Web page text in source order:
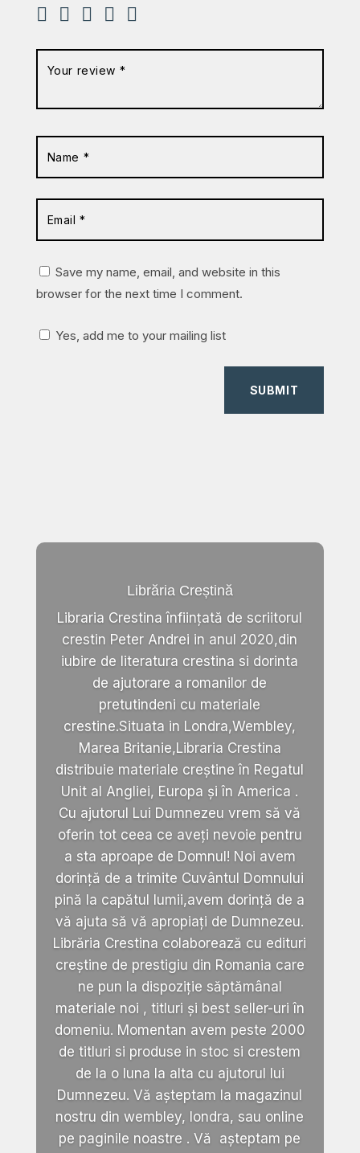
Save my name, email, and website in this
browser for the next time I comment.
Yes, add me to your mailing list
SUBMIT
Librăria Creștină
Libraria Crestina înființată de scriitorul
crestin Peter Andrei in anul 2020,din
iubire de literatura crestina si dorinta
de ajutorare a romanilor de
pretutindeni cu materiale
crestine.Situata in Londra,Wembley,
Marea Britanie,Libraria Crestina
distribuie materiale creștine în Regatul
Unit al Angliei, Europa și în America .
Cu ajutorul Lui Dumnezeu vrem să vă
oferin tot ceea ce aveți nevoie pentru
a sta aproape de Domnul! Noi avem
dorință de a trimite Cuvântul Domnului
pină la capătul lumii,avem dorință de a
vă ajuta să vă apropiați de Dumnezeu.
Librăria Crestina colaborează cu edituri
creștine de prestigiu din Romania care
ne pun la dispoziție săptămânal
materiale noi , titluri și best seller-uri în
domeniu. Momentan avem peste 2000
de titluri si produse in stoc si crestem
de la o luna la alta cu ajutorul lui
Dumnezeu. Vă așteptam la magazinul
nostru din wembley, londra, sau online
pe paginile noastre . Vă așteptam pe